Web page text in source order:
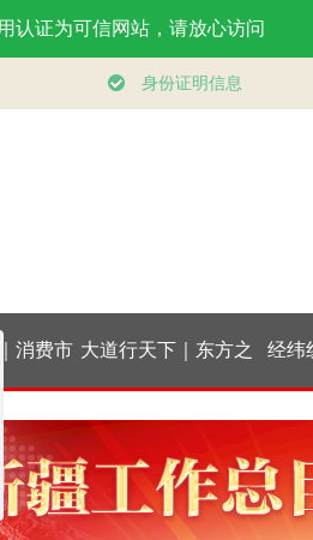
大道行天下｜东方之
约，相约未来——中
国元首外交的世界情
经纬线·向新，